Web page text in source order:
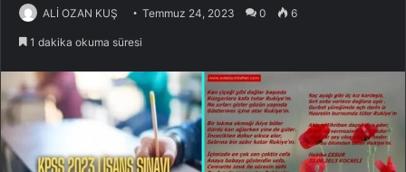
ALİ OZAN KUŞ Temmuz 24, 2023 0 6
1 dakika okuma süresi